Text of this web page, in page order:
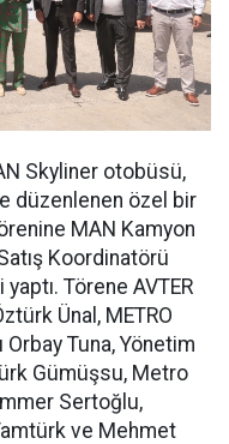
Skyliner otobüsü,
düzenlenen özel bir
MAN Kamyon
Koordinatörü
Törene AVTER
Ünal, METRO
Tuna, Yönetim
Gümüşsu, Metro
Sertoğlu,
ve Mehmet